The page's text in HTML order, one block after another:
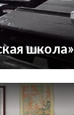
школа»